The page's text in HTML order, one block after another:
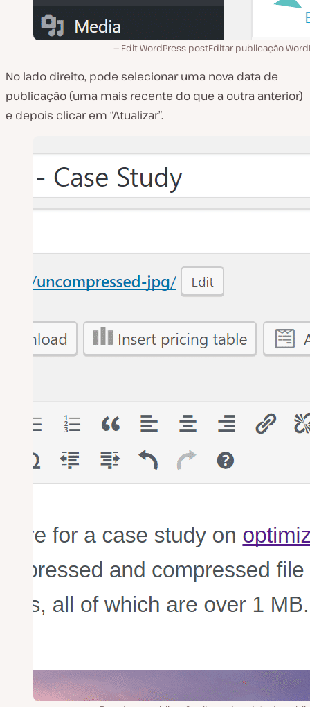
Edit WordPress postEditar publicação
No lado direito, pode selecionar uma nova data de
publicação (uma mais recente do que a outra anterior)
e depois clicar em “Atualizar”.